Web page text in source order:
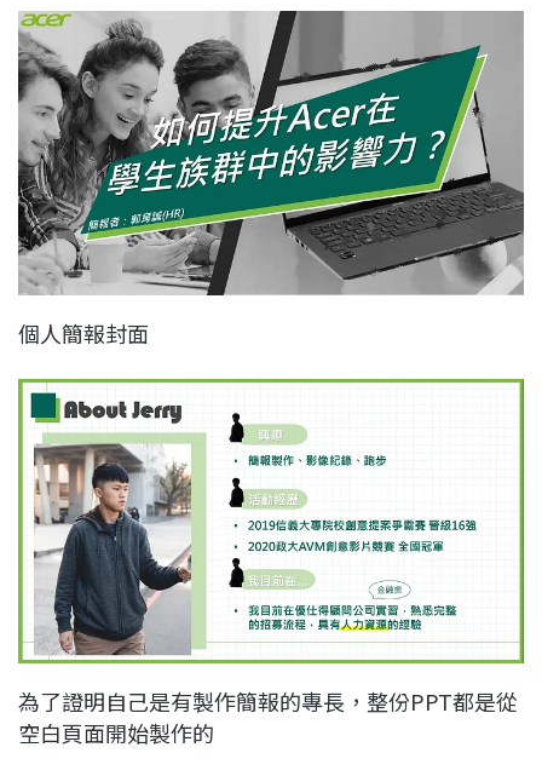
個人簡報封面
為了證明自己是有製作簡報的專長，整份PPT都是從
空白頁面開始製作的